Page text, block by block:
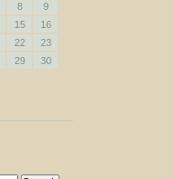
8
9
15
16
22
23
29
30